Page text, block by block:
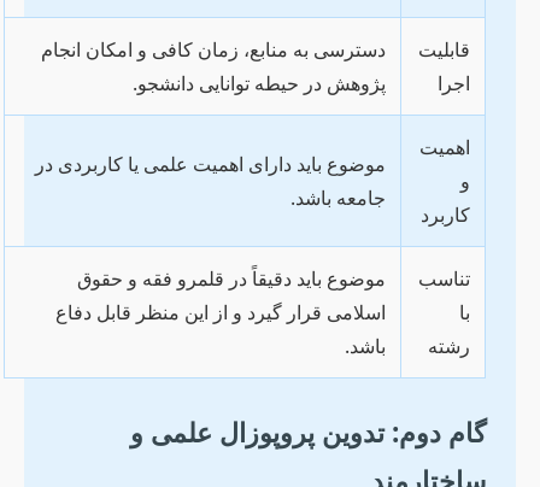
قابلیت
اجرا
دسترسی به منابع، زمان کافی و امکان انجام
پژوهش در حیطه توانایی دانشجو.
اهمیت
و
کاربرد
موضوع باید دارای اهمیت علمی یا کاربردی در
جامعه باشد.
تناسب
با
رشته
موضوع باید دقیقاً در قلمرو فقه و حقوق
اسلامی قرار گیرد و از این منظر قابل دفاع
باشد.
گام دوم: تدوین پروپوزال علمی و